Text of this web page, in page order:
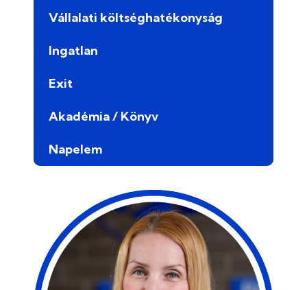
Vállalati költséghatékonyság
Ingatlan
Exit
Akadémia / Könyv
Napelem